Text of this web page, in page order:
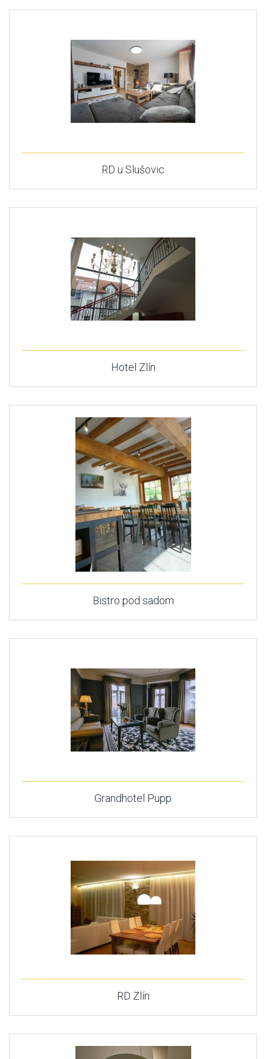
RD u Slušovic
Hotel Zlín
Bistro pod sadom
Grandhotel Pupp
RD Zlín